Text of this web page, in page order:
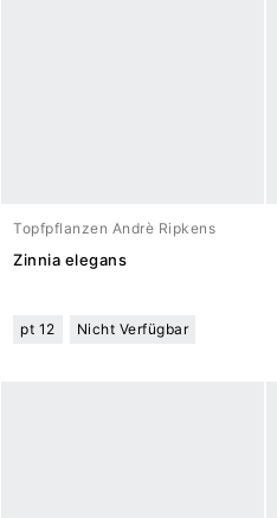
Topfpflanzen Andrè Ripkens
Zinnia elegans
pt 12 Nicht Verfügbar